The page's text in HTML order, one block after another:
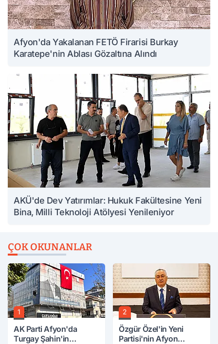
Afyon'da Yakalanan FETÖ Firarisi Burkay
Karatepe'nin Ablası Gözaltına Alındı
AKÜ'de Dev Yatırımlar: Hukuk Fakültesine Yeni
Bina, Milli Teknoloji Atölyesi Yenileniyor
ÇOK OKUNANLAR
1
AK Parti Afyon'da
Turgay Şahin'in
2
Özgür Özel'in Yeni
Partisi'nin Afyon